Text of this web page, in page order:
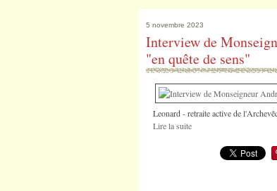
5 novembre 2023
Interview de
"en quête de sens"
Leonard - retraite active de
Lire la suite